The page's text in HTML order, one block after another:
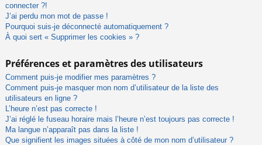
connecter ?!
J’ai perdu mon mot de passe !
Pourquoi suis-je déconnecté automatiquement ?
À quoi sert « Supprimer les cookies » ?
Préférences et paramètres des utilisateurs
Comment puis-je modifier mes paramètres ?
Comment puis-je masquer mon nom d’utilisateur de la liste des
utilisateurs en ligne ?
L’heure n’est pas correcte !
J’ai réglé le fuseau horaire mais l’heure n’est toujours pas correcte !
Ma langue n’apparaît pas dans la liste !
Que signifient les images situées à côté de mon nom d’utilisateur ?